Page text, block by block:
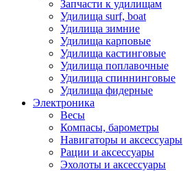
Запчасти к удилищам
Удилища surf, boat
Удилища зимние
Удилища карповые
Удилища кастинговые
Удилища поплавочные
Удилища спиннинговые
Удилища фидерные
Электроника
Весы
Компасы, барометры
Навигаторы и аксессуары
Рации и аксессуары
Эхолоты и аксессуары